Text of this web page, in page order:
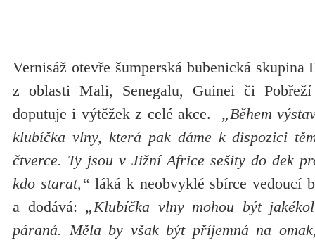
Vernisáž otevře šumperská bubenická skupina
z oblasti Mali, Senegalu, Guinei či
doputuje i výtěžek z celé akce.
„Během
klubíčka vlny, která pak dáme k dispozici
čtverce. Ty jsou v Jižní Africe sešity do dek
kdo starat,“ láká k neobvyklé sbírce vedoucí
a dodává: „Klubíčka vlny mohou být
páraná. Měla by však být příjemná na